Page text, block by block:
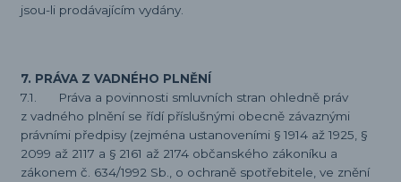
jsou-li prodávajícím vydány.
7. PRÁVA Z VADNÉHO PLNĚNÍ
7.1. Práva a povinnosti smluvních stran ohledně práv
z vadného plnění se řídí příslušnými obecně závaznými
právními předpisy (zejména ustanoveními § 1914 až 1925, §
2099 až 2117 a § 2161 až 2174 občanského zákoníku a
zákonem č. 634/1992 Sb., o ochraně spotřebitele, ve znění